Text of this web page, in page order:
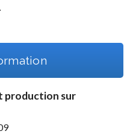
production sur